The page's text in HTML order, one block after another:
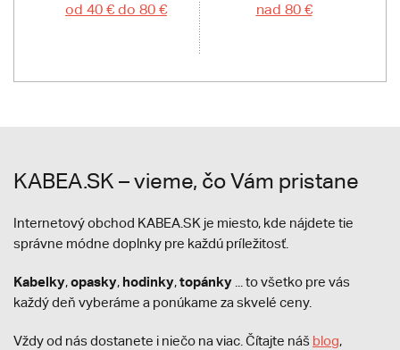
od 40 € do 80 € nad 80 €
KABEA.SK – vieme, čo Vám pristane
Internetový obchod KABEA.SK je miesto, kde nájdete tie
správne módne doplnky pre každú príležitosť.
Kabelky,opasky, hodinky,topánky ... to všetko pre vás
každý deň vyberáme a ponúkame za skvelé ceny.
Vždy od nás dostanete i niečo na viac. Čítajte náš blog,